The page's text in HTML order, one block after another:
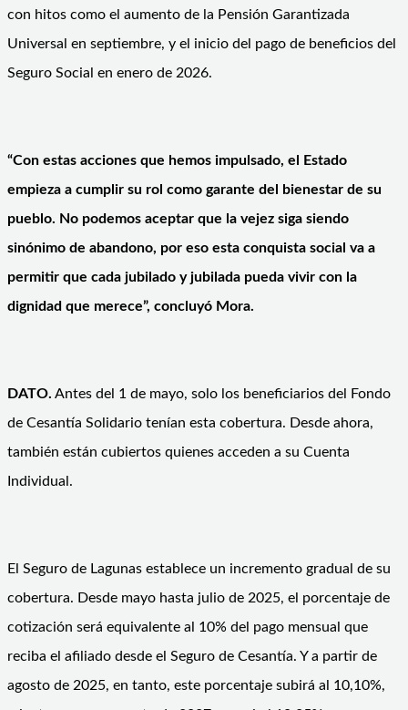
con hitos como el aumento de la Pensión Garantizada
Universal en septiembre, y el inicio del pago de beneficios del
Seguro Social en enero de 2026.
“Con estas acciones que hemos impulsado, el Estado
empieza a cumplir su rol como garante del bienestar de su
pueblo. No podemos aceptar que la vejez siga siendo
sinónimo de abandono, por eso esta conquista social va a
permitir que cada jubilado y jubilada pueda vivir con la
dignidad que merece”, concluyó Mora.
DATO. Antes del 1 de mayo, solo los beneficiarios del Fondo
de Cesantía Solidario tenían esta cobertura. Desde ahora,
también están cubiertos quienes acceden a su Cuenta
Individual.
El Seguro de Lagunas establece un incremento gradual de su
cobertura. Desde mayo hasta julio de 2025, el porcentaje de
cotización será equivalente al 10% del pago mensual que
reciba el afiliado desde el Seguro de Cesantía. Y a partir de
agosto de 2025, en tanto, este porcentaje subirá al 10,10%,